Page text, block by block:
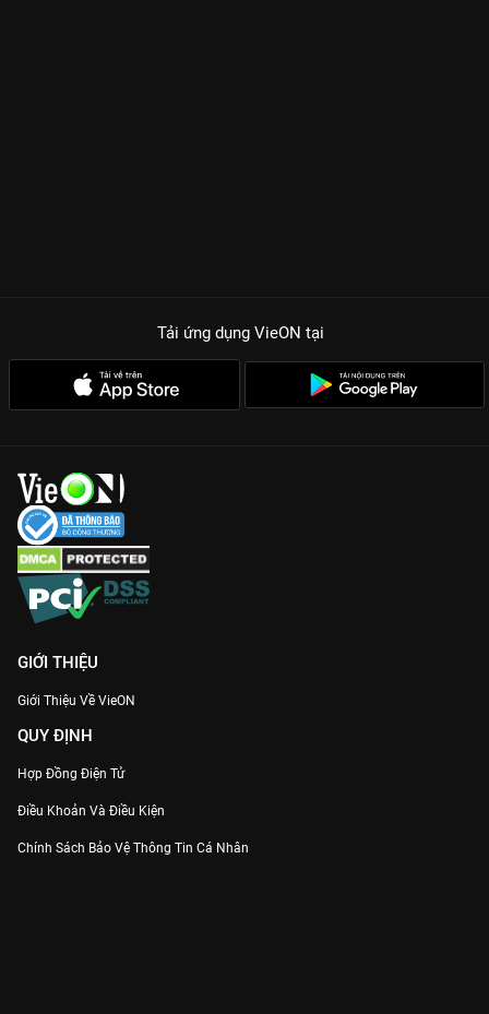
Tải ứng dụng VieON tại
GIỚI THIỆU
Giới Thiệu Về VieON
QUY ĐỊNH
Hợp Đồng Điện Tử
Điều Khoản Và Điều Kiện
Chính Sách Bảo Vệ Thông Tin Cá Nhân